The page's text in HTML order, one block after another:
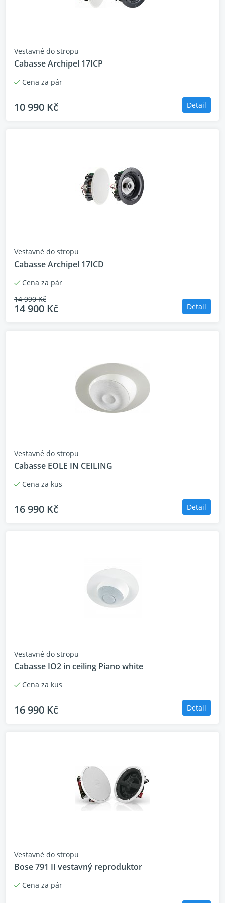
Vestavné do stropu
Cabasse Archipel 17ICP
Cena za pár
10 990 Kč Detail
Vestavné do stropu
Cabasse Archipel 17ICD
Cena za pár
14 990 Kč
14 900 Kč Detail
Vestavné do stropu
Cabasse EOLE IN CEILING
Cena za kus
16 990 Kč Detail
Vestavné do stropu
Cabasse IO2 in ceiling Piano white
Cena za kus
16 990 Kč Detail
Vestavné do stropu
Bose 791 II vestavný reproduktor
Cena za pár